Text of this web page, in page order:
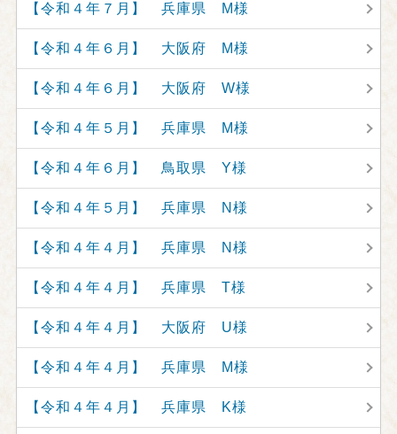
【令和４年７月】 兵庫県 M様
【令和４年６月】 大阪府 M様
【令和４年６月】 大阪府 W様
【令和４年５月】 兵庫県 M様
【令和４年６月】 鳥取県 Y様
【令和４年５月】 兵庫県 N様
【令和４年４月】 兵庫県 N様
【令和４年４月】 兵庫県 T様
【令和４年４月】 大阪府 U様
【令和４年４月】 兵庫県 M様
【令和４年４月】 兵庫県 K様